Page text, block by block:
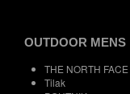
OUTDOOR MENS
THE NORTH FACE
Tilak